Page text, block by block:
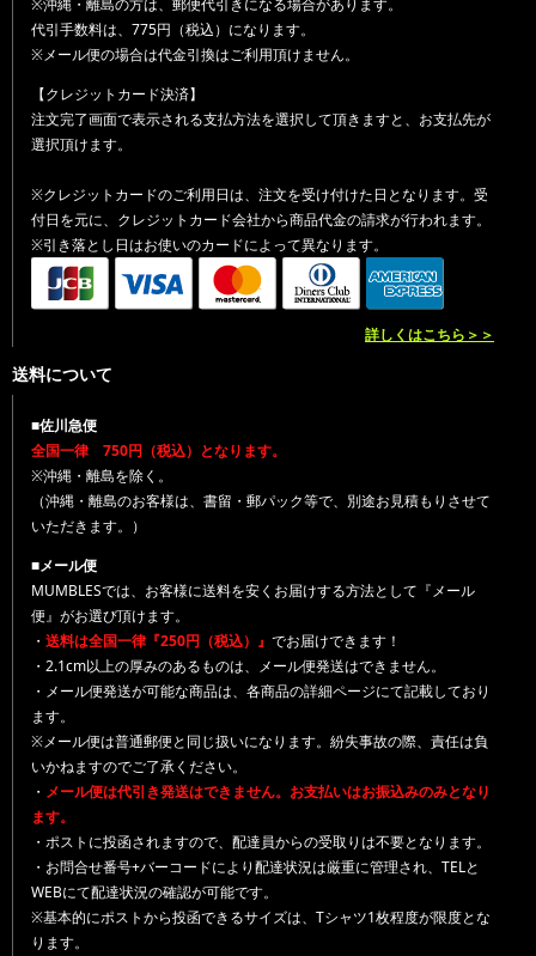
※沖縄・離島の方は、郵便代引きになる場合があります。
代引手数料は、775円（税込）になります。
※メール便の場合は代金引換はご利用頂けません。
【クレジットカード決済】
注文完了画面で表示される支払方法を選択して頂きますと、お支払先が
選択頂けます。
※クレジットカードのご利用日は、注文を受け付けた日となります。受
付日を元に、クレジットカード会社から商品代金の請求が行われます。
※引き落とし日はお使いのカードによって異なります。
詳しくはこちら＞＞
送料について
■佐川急便
全国一律 750円（税込）となります。
※沖縄・離島を除く。
（沖縄・離島のお客様は、書留・郵パック等で、別途お見積もりさせて
いただきます。）
■メール便
MUMBLESでは、お客様に送料を安くお届けする方法として『メール
便』がお選び頂けます。
・ 送料は全国一律『250円（税込）』 でお届けできます！
・2.1cm以上の厚みのあるものは、メール便発送はできません。
・メール便発送が可能な商品は、各商品の詳細ページにて記載しており
ます。
※メール便は普通郵便と同じ扱いになります。紛失事故の際、責任は負
いかねますのでご了承ください。
・ メール便は代引き発送はできません。お支払いはお振込みのみとなり
ます。
・ポストに投函されますので、配達員からの受取りは不要となります。
・お問合せ番号+バーコードにより配達状況は厳重に管理され、TELと
WEBにて配達状況の確認が可能です。
※基本的にポストから投函できるサイズは、Tシャツ1枚程度が限度とな
ります。